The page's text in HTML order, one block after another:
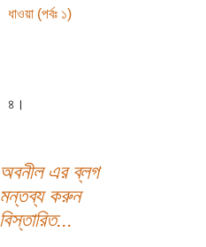
ধাওয়া (পর্বঃ ১)
৪।
অবনীল এর ব্লগ
মন্তব্য করুন
বিস্তারিত...